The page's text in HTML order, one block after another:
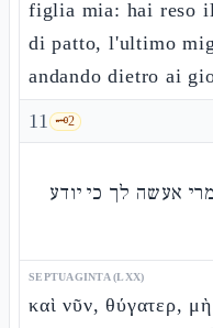
figlia mia: hai reso
di patto, l'ultimo
andando dietro ai
11 🗝️2
אעשה לך כי יודע
SEPTUAGINTA (LXX)
καὶ νῦν, θύγατερ,